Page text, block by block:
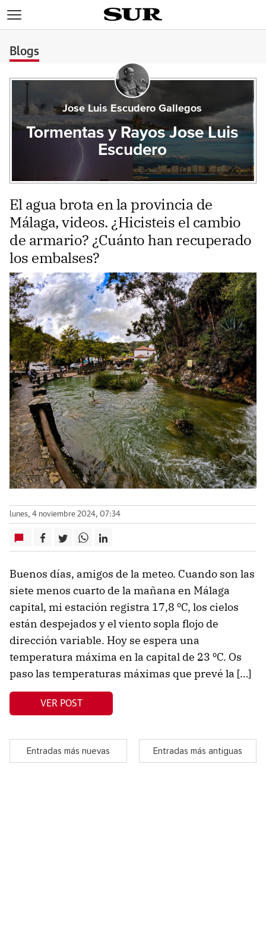
Blogs
Jose Luis Escudero Gallegos
Tormentas y Rayos Jose Luis
Escudero
El agua brota en la provincia de
Málaga, videos. ¿Hicisteis el cambio
de armario? ¿Cuánto han recuperado
los embalses?
lunes, 4 noviembre 2024, 07:34
Buenos días, amigos de la meteo. Cuando son las
siete menos cuarto de la mañana en Málaga
capital, mi estación registra 17,8 ºC, los cielos
están despejados y el viento sopla flojo de
dirección variable. Hoy se espera una
temperatura máxima en la capital de 23 ºC. Os
paso las temperaturas máximas que prevé la […]
VER POST
Entradas más nuevas Entradas más antiguas